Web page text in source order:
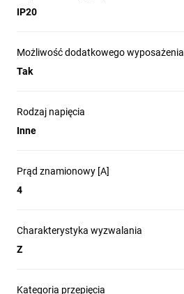
IP20
Możliwość dodatkowego wyposażenia
Tak
Rodzaj napięcia
Inne
Prąd znamionowy [A]
4
Charakterystyka wyzwalania
Z
Kategoria przepięcia